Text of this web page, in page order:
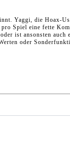
Yaggi, die Hoax-
Spiel eine fette
ist ansonsten auch
oder